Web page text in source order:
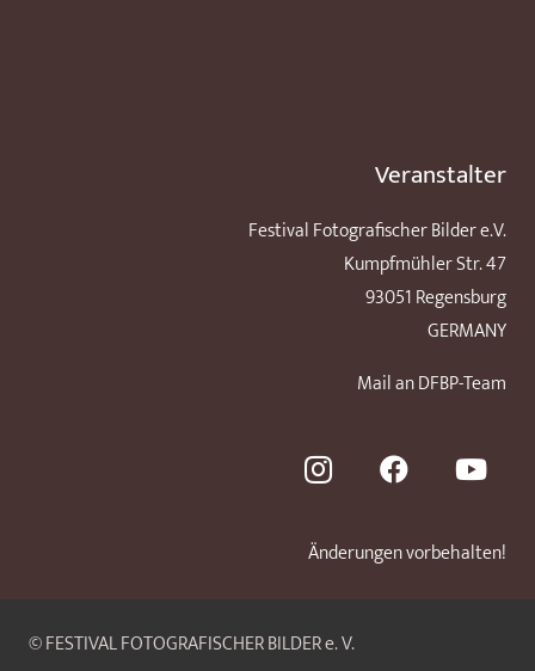
Veranstalter
Festival Fotografischer Bilder e.V.
Kumpfmühler Str. 47
93051 Regensburg
GERMANY
Mail an DFBP-Team
Änderungen vorbehalten!
© FESTIVAL FOTOGRAFISCHER BILDER e. V.